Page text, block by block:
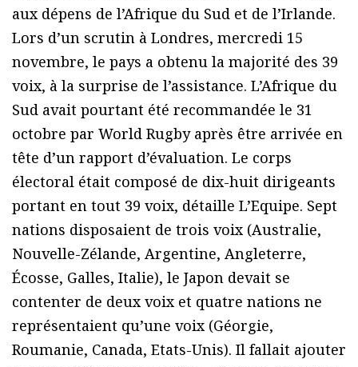
aux dépens de l’Afrique du Sud et de l’Irlande.
Lors d’un scrutin à Londres, mercredi 15
novembre, le pays a obtenu la majorité des 39
voix, à la surprise de l’assistance. L’Afrique du
Sud avait pourtant été recommandée le 31
octobre par World Rugby après être arrivée en
tête d’un rapport d’évaluation. Le corps
électoral était composé de dix-huit dirigeants
portant en tout 39 voix, détaille L’Equipe. Sept
nations disposaient de trois voix (Australie,
Nouvelle-Zélande, Argentine, Angleterre,
Écosse, Galles, Italie), le Japon devait se
contenter de deux voix et quatre nations ne
représentaient qu’une voix (Géorgie,
Roumanie, Canada, Etats-Unis). Il fallait ajouter